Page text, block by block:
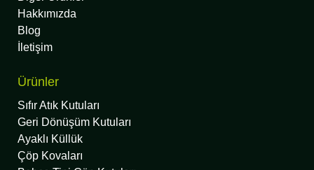
Hakkımızda
Blog
İletişim
Ürünler
Sıfır Atık Kutuları
Geri Dönüşüm Kutuları
Ayaklı Küllük
Çöp Kovaları